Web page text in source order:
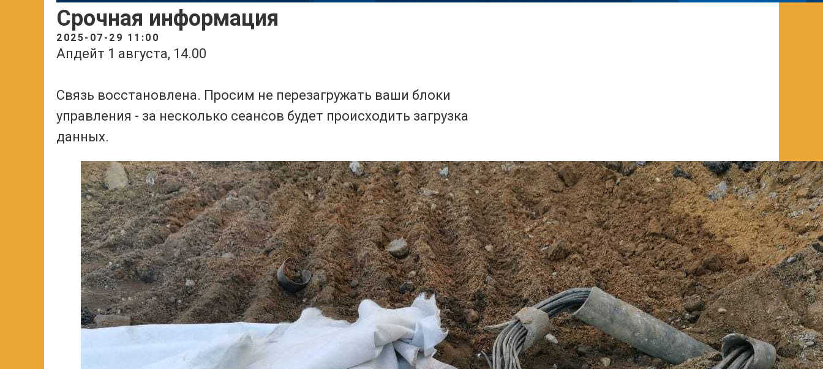
Срочная информация
2025-07-29 11:00
Апдейт 1 августа, 14.00
Связь восстановлена. Просим не перезагружать ваши блоки
управления - за несколько сеансов будет происходить загрузка
данных.